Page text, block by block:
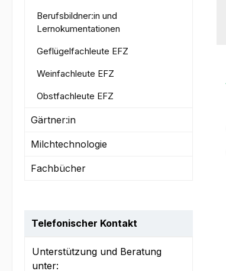
Berufsbildner:in und
Lernokumentationen
Geflügelfachleute EFZ
Weinfachleute EFZ
Obstfachleute EFZ
Gärtner:in
Milchtechnologie
Fachbücher
Telefonischer Kontakt
Unterstützung und Beratung
unter: